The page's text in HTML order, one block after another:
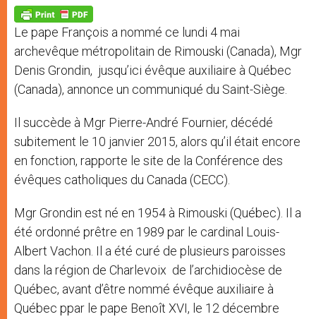
p
p
g
e
r
o
k
Le pape François a nommé ce lundi 4 mai
archevêque métropolitain de Rimouski (Canada), Mgr
Denis Grondin, jusqu’ici évêque auxiliaire à Québec
(Canada), annonce un communiqué du Saint-Siège.
Il succède à Mgr Pierre-André Fournier, décédé
subitement le 10 janvier 2015, alors qu’il était encore
en fonction, rapporte le site de la Conférence des
évêques catholiques du Canada (CECC).
Mgr Grondin est né en 1954 à Rimouski (Québec). Il a
été ordonné prêtre en 1989 par le cardinal Louis-
Albert Vachon. Il a été curé de plusieurs paroisses
dans la région de Charlevoix de l’archidiocèse de
Québec, avant d’être nommé évêque auxiliaire à
Québec ppar le pape Benoît XVI, le 12 décembre